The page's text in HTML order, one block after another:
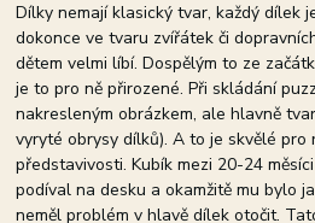
Dílky nemají klasický tvar, každý dílek
dokonce ve tvaru zvířátek či
dětem velmi líbí. Dospělým to ze
je to pro ně přirozené. Při skládání
nakresleným obrázkem, ale hlavně
vyryté obrysy dílků). A to je skvělé pro
představivosti. Kubík mezi 20-24
podíval na desku a okamžitě mu bylo
neměl problém v hlavě dílek otočit.